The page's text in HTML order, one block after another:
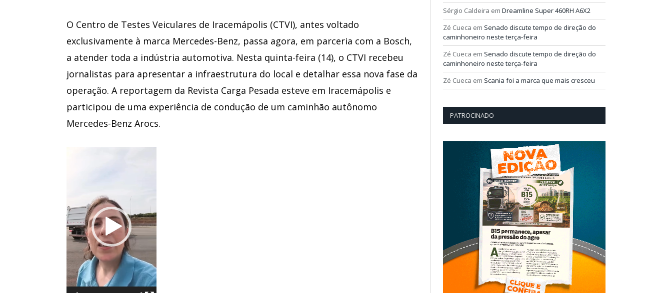
O Centro de Testes Veiculares de Iracemápolis (CTVI), antes voltado
exclusivamente à marca Mercedes-Benz, passa agora, em parceria com a Bosch,
a atender toda a indústria automotiva. Nesta quinta-feira (14), o CTVI recebeu
jornalistas para apresentar a infraestrutura do local e detalhar essa nova fase da
operação. A reportagem da Revista Carga Pesada esteve em Iracemápolis e
participou de uma experiência de condução de um caminhão autônomo
Mercedes-Benz Arocs.
Sérgio Caldeira em Dreamline Super 460RH A6X2
Zé Cueca em Senado discute tempo de direção do
caminhoneiro neste terça-feira
Zé Cueca em Senado discute tempo de direção do
caminhoneiro neste terça-feira
Zé Cueca em Scania foi a marca que mais cresceu
PATROCINADO